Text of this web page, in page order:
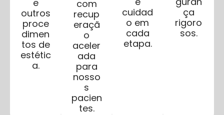
e
outros
proce
dimen
tos de
estétic
a.
com
recup
eraçã
o
aceler
ada
para
nosso
s
pacien
tes.
cuidad
o em
cada
etapa.
ça
rigoro
sos.